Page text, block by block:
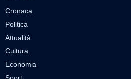
Cronaca
Politica
Attualità
Cultura
Economia